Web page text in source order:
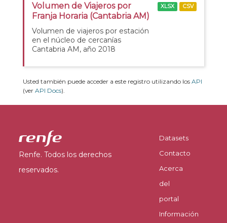
Volumen de Viajeros por
Franja Horaria (Cantabria AM)
Volumen de viajeros por estación
en el núcleo de cercanías
Cantabria AM, año 2018
XLSX CSV
Usted también puede acceder a este registro utilizando los API
(ver API Docs).
Renfe. Todos los derechos
reservados.
Datasets
Contacto
Acerca
del
portal
Información